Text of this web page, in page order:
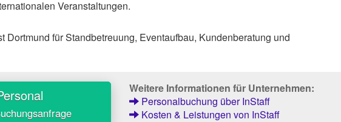
Veranstaltungen.
Dortmund für Standbetreuung, Eventaufbau, Kundenberatung und
Weitere Informationen für Unternehmen:
Personalbuchung über InStaff
Kosten & Leistungen von InStaff